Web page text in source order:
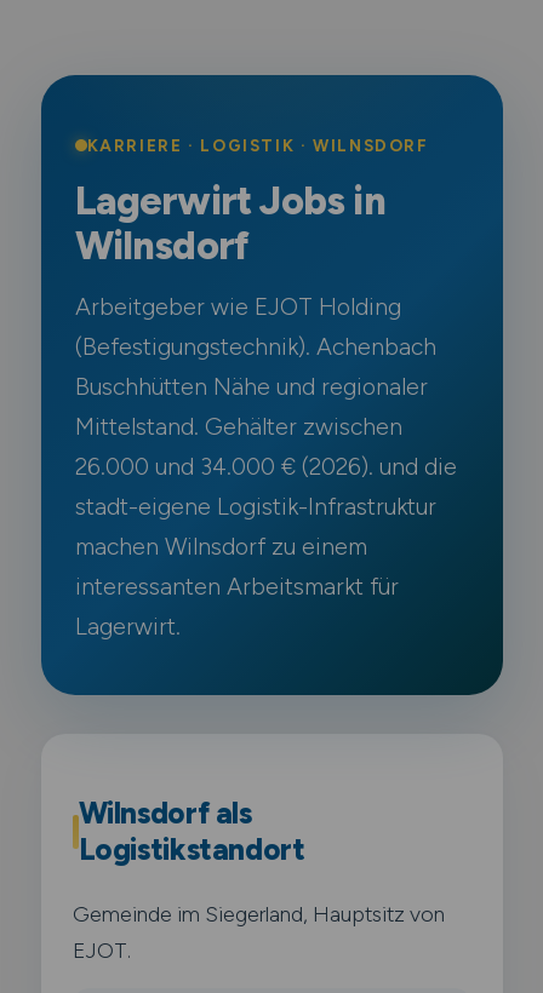
KARRIERE · LOGISTIK · WILNSDORF
Lagerwirt Jobs in
Wilnsdorf
Arbeitgeber wie EJOT Holding
(Befestigungstechnik). Achenbach
Buschhütten Nähe und regionaler
Mittelstand. Gehälter zwischen
26.000 und 34.000 € (2026). und die
stadt-eigene Logistik-Infrastruktur
machen Wilnsdorf zu einem
interessanten Arbeitsmarkt für
Lagerwirt.
Wilnsdorf als
Logistikstandort
Gemeinde im Siegerland, Hauptsitz von
EJOT.